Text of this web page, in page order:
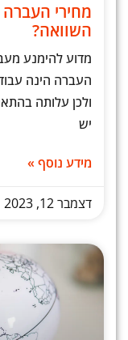
מחירי
השוואה?
מדוע להימנע
העברה הינה
ולכן עלותה
יש
מידע נוסף »
דצמבר 12, 2023